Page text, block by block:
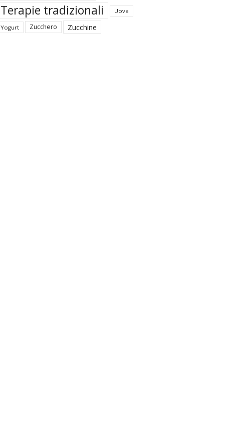
Terapie tradizionali Uova
Yogurt Zucchero Zucchine